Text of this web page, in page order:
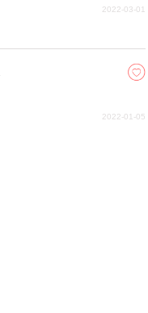
2022-03-01
2022-01-05